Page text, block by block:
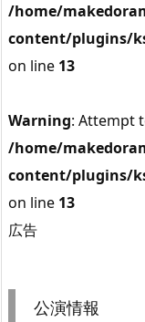
/home/
content/plugins/
on line 13
Warning: Attempt
/home/
content/plugins/
on line 13
広告
公演情報